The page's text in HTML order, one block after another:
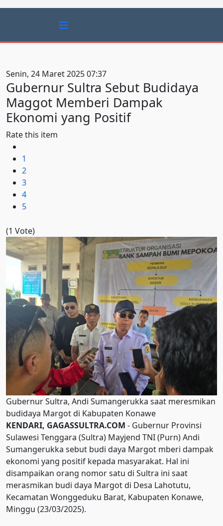
Senin, 24 Maret 2025 07:37
Gubernur Sultra Sebut Budidaya
Maggot Memberi Dampak
Ekonomi yang Positif
Rate this item
1
2
3
4
5
(1 Vote)
Gubernur Sultra, Andi Sumangerukka saat meresmikan
budidaya Margot di Kabupaten Konawe
KENDARI, GAGASSULTRA.COM - Gubernur Provinsi
Sulawesi Tenggara (Sultra) Mayjend TNI (Purn) Andi
Sumangerukka sebut budi daya Margot mberi dampak
ekonomi yang positif kepada masyarakat. Hal ini
disampaikan orang nomor satu di Sultra ini saat
merasmikan budi daya Margot di Desa Lahotutu,
Kecamatan Wonggeduku Barat, Kabupaten Konawe,
Minggu (23/03/2025).